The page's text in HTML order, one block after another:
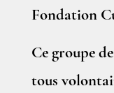
Fondation
Ce groupe
tous